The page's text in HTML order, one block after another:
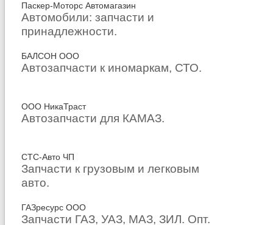
Паскер-Моторс Автомагазин
Автомобили: запчасти и
принадлежности.
БАЛСОН ООО
Автозапчасти к иномаркам, СТО.
ООО НикаТраст
Автозапчасти для КАМАЗ.
СТС-Авто ЧП
Запчасти к грузовым и легковым
авто.
ГАЗресурс ООО
Запчасти ГАЗ, УАЗ, МАЗ, ЗИЛ. Опт.